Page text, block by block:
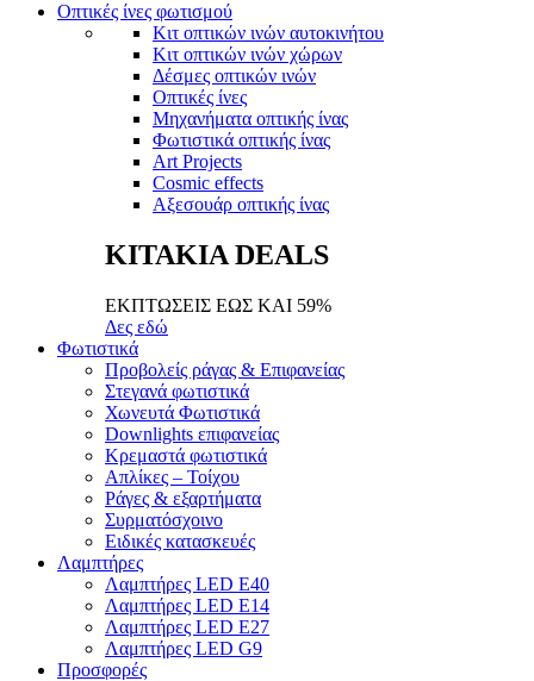
Οπτικές ίνες φωτισμού
Κιτ οπτικών ινών αυτοκινήτου
Κιτ οπτικών ινών χώρων
Δέσμες οπτικών ινών
Οπτικές ίνες
Μηχανήματα οπτικής ίνας
Φωτιστικά οπτικής ίνας
Art Projects
Cosmic effects
Αξεσουάρ οπτικής ίνας
ΚΙΤΑΚΙΑ DEALS
ΕΚΠΤΩΣΕΙΣ ΕΩΣ ΚΑΙ 59%
Δες εδώ
Φωτιστικά
Προβολείς ράγας & Επιφανείας
Στεγανά φωτιστικά
Χωνευτά Φωτιστικά
Downlights επιφανείας
Κρεμαστά φωτιστικά
Απλίκες – Τοίχου
Ράγες & εξαρτήματα
Συρματόσχοινο
Ειδικές κατασκευές
Λαμπτήρες
Λαμπτήρες LED E40
Λαμπτήρες LED E14
Λαμπτήρες LED E27
Λαμπτήρες LED G9
Προσφορές